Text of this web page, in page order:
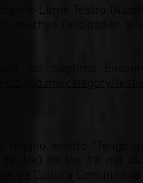
Lume Teatro
muchas felicidades al
del Séptimo
magno evento “Tengo
de 600 de los 12 mil
de Cultura